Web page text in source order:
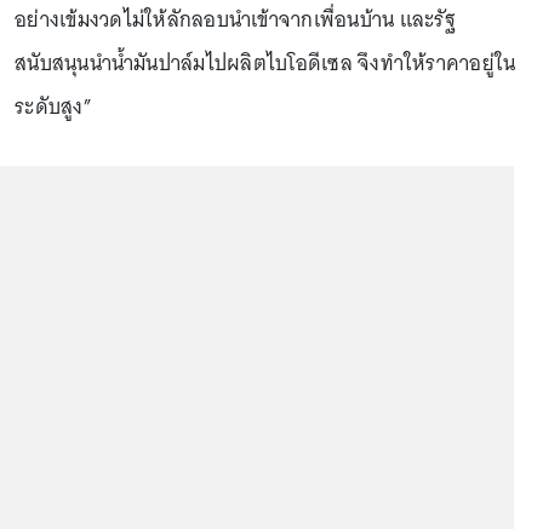
อย่างเข้มงวดไม่ให้ลักลอบนำเข้าจากเพื่อนบ้าน และรัฐ
สนับสนุนนำน้ำมันปาล์มไปผลิตไบโอดีเซล จึงทำให้ราคาอยู่ใน
ระดับสูง”